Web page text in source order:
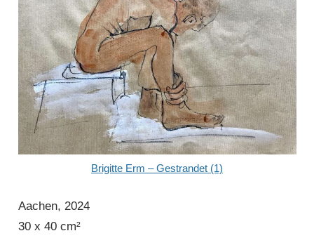
Brigitte Erm – Gestrandet (1)
Aachen, 2024
30 x 40 cm²